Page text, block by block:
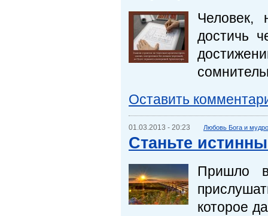
Человек,
достичь
Оставить
01.03.2013 - 20:23 Любовь Бога и
Станьте
Пришло
которое